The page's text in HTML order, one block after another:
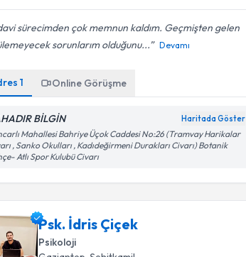
sürecimden çok memnun kaldım. Geçmişten gelen
sorunlarım olduğunu...
Devamı
1 Online Görüşme
BİLGİN Haritada Göster
Mahallesi Bahriye Üçok Caddesi No:26 (Tramvay Harikalar
, Sanko Okulları , Kadıdeğirmeni Durakları Civarı) Botanik
Atlı Spor Kulubü Civarı
Psk. İdris Çiçek
Psikoloji